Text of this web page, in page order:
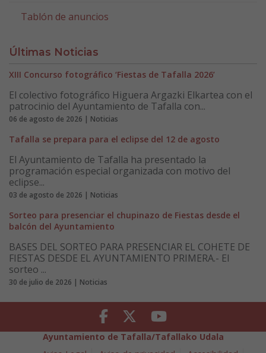
Tablón de anuncios
Últimas Noticias
XIII Concurso fotográfico ‘Fiestas de Tafalla 2026’
El colectivo fotográfico Higuera Argazki Elkartea con el
patrocinio del Ayuntamiento de Tafalla con...
06 de agosto de 2026 | Noticias
Tafalla se prepara para el eclipse del 12 de agosto
El Ayuntamiento de Tafalla ha presentado la
programación especial organizada con motivo del
eclipse...
03 de agosto de 2026 | Noticias
Sorteo para presenciar el chupinazo de Fiestas desde el
balcón del Ayuntamiento
BASES DEL SORTEO PARA PRESENCIAR EL COHETE DE
FIESTAS DESDE EL AYUNTAMIENTO PRIMERA.- El
sorteo ...
30 de julio de 2026 | Noticias
Facebook Twitter Youtube
Ayuntamiento de Tafalla/Tafallako Udala